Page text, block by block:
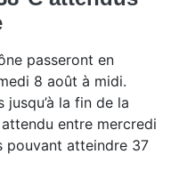
passeront en
8 août à midi.
jusqu’à la fin de la
entre mercredi
pouvant atteindre 37